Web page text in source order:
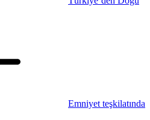
Emniyet teşkilatında